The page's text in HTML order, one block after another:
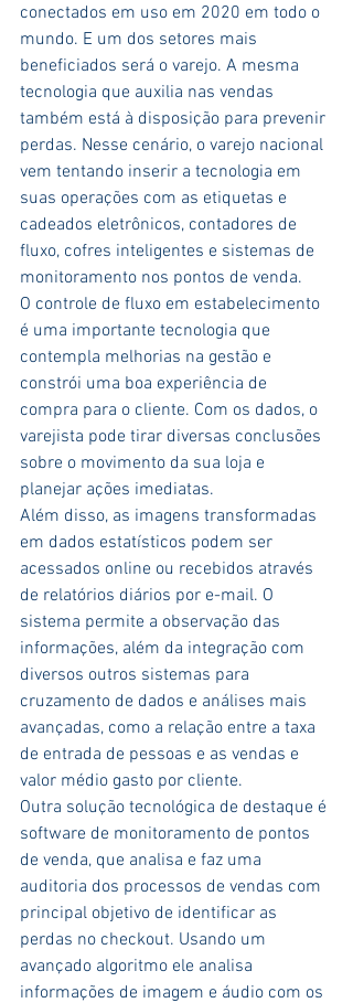
conectados em uso em 2020 em todo o
mundo. E um dos setores mais
beneficiados será o varejo. A mesma
tecnologia que auxilia nas vendas
também está à disposição para prevenir
perdas. Nesse cenário, o varejo nacional
vem tentando inserir a tecnologia em
suas operações com as etiquetas e
cadeados eletrônicos, contadores de
fluxo, cofres inteligentes e sistemas de
monitoramento nos pontos de venda.
O controle de fluxo em estabelecimento
é uma importante tecnologia que
contempla melhorias na gestão e
constrói uma boa experiência de
compra para o cliente. Com os dados, o
varejista pode tirar diversas conclusões
sobre o movimento da sua loja e
planejar ações imediatas.
Além disso, as imagens transformadas
em dados estatísticos podem ser
acessados online ou recebidos através
de relatórios diários por e-mail. O
sistema permite a observação das
informações, além da integração com
diversos outros sistemas para
cruzamento de dados e análises mais
avançadas, como a relação entre a taxa
de entrada de pessoas e as vendas e
valor médio gasto por cliente.
Outra solução tecnológica de destaque é
software de monitoramento de pontos
de venda, que analisa e faz uma
auditoria dos processos de vendas com
principal objetivo de identificar as
perdas no checkout. Usando um
avançado algoritmo ele analisa
informações de imagem e áudio com os